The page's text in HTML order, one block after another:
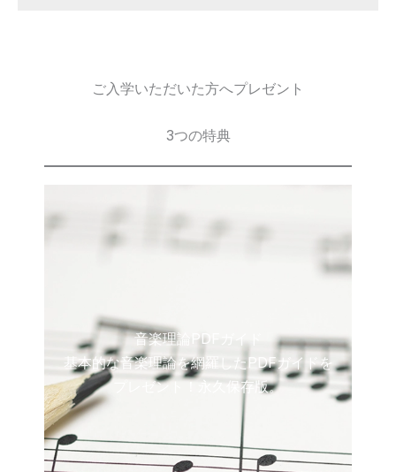
ご入学いただいた方へプレゼント
3つの特典
音楽理論PDFガイド
基本的な音楽理論を網羅したPDFガイドを
プレゼント！永久保存版。